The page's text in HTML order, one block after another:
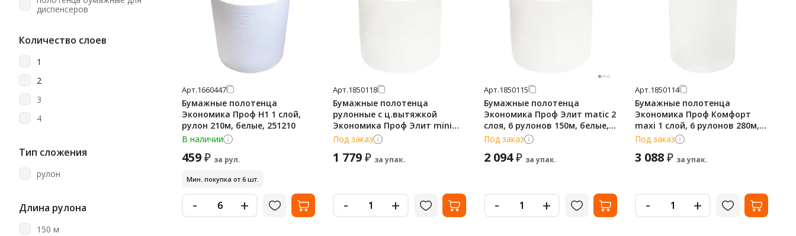
Officeclean
Protissue
Soffione
TEMCA/Челтекс
Tellus (tork)
Teres
Vclean
Vega
Veiro Home Professional
Veiro Professional
диспенсеров
Количество слоев
1
2
3
4
Тип сложения
рулон
Длина рулона
150 м
Арт.1660447
Бумажные полотенца
Экономика Проф H1 1 слой,
рулон 210м, белые, 251210
В наличии
459₽ за рул.
Мин. покупка от 6 шт.
- +
Арт.1850118
Бумажные полотенца
рулонные с ц.вытяжкой
Экономика Проф Элит mini
Т-0137 75м, 2 слоя, белые, 12
рулонов
Под заказ
1 779₽ за упак.
- +
Арт.1850115
Бумажные полотенца
Экономика Проф Элит matic 2
слоя, 6 рулонов 150м, белые,
Т-0197Т
Под заказ
2 094₽ за упак.
- +
Арт.1850114
Бумажные полотенца
Экономика Проф Комфорт
maxi 1 слой, 6 рулонов 280м,
белые, Т-0170
Под заказ
3 088₽ за упак.
- +